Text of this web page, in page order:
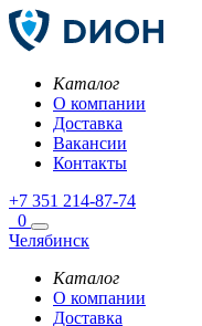
Каталог
О компании
Доставка
Вакансии
Контакты
+7 351 214-87-74
0
Челябинск
Каталог
О компании
Доставка